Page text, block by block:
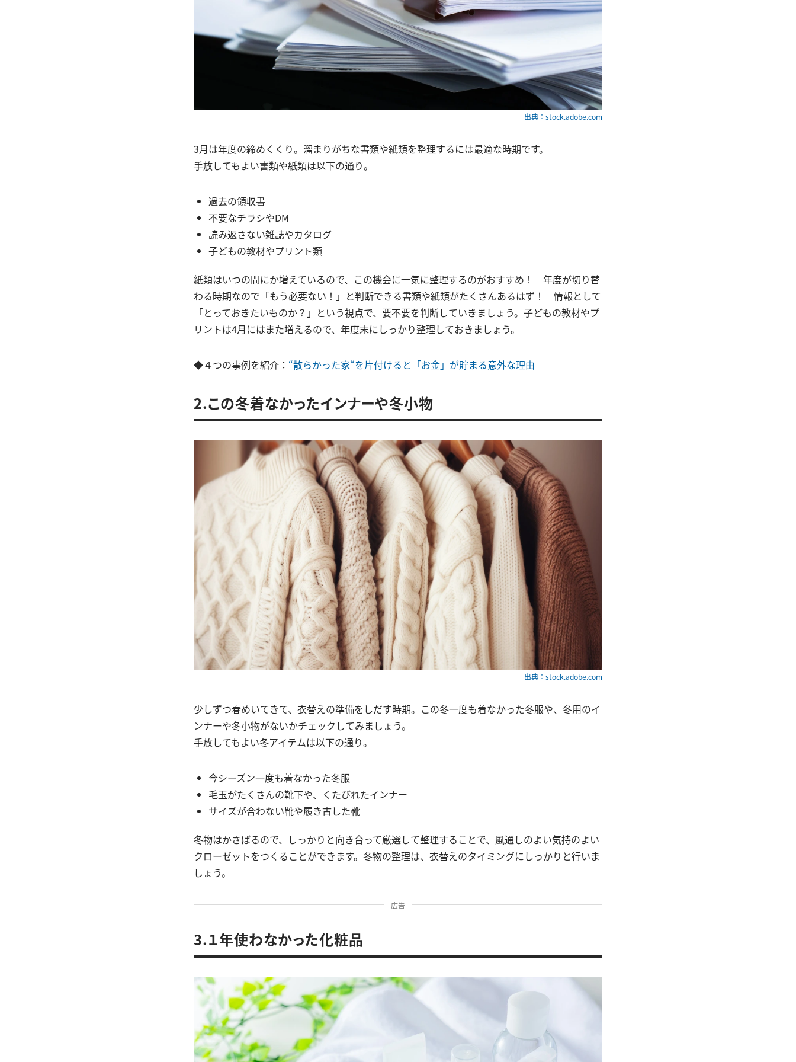
出典：stock.adobe.com
3月は年度の締めくくり。溜まりがちな書類や紙類を整理するには最適な時期です。
手放してもよい書類や紙類は以下の通り。
過去の領収書
不要なチラシやDM
読み返さない雑誌やカタログ
子どもの教材やプリント類
紙類はいつの間にか増えているので、この機会に一気に整理するのがおすすめ！ 年度が切り替
わる時期なので「もう必要ない！」と判断できる書類や紙類がたくさんあるはず！ 情報として
「とっておきたいものか？」という視点で、要不要を判断していきましょう。子どもの教材やプ
リントは4月にはまた増えるので、年度末にしっかり整理しておきましょう。
◆４つの事例を紹介： “散らかった家“を片付けると「お金」が貯まる意外な理由
2.この冬着なかったインナーや冬小物
出典：stock.adobe.com
少しずつ春めいてきて、衣替えの準備をしだす時期。この冬一度も着なかった冬服や、冬用のイ
ンナーや冬小物がないかチェックしてみましょう。
手放してもよい冬アイテムは以下の通り。
今シーズン一度も着なかった冬服
毛玉がたくさんの靴下や、くたびれたインナー
サイズが合わない靴や履き古した靴
冬物はかさばるので、しっかりと向き合って厳選して整理することで、風通しのよい気持のよい
クローゼットをつくることができます。冬物の整理は、衣替えのタイミングにしっかりと行いま
しょう。
広告
3.１年使わなかった化粧品